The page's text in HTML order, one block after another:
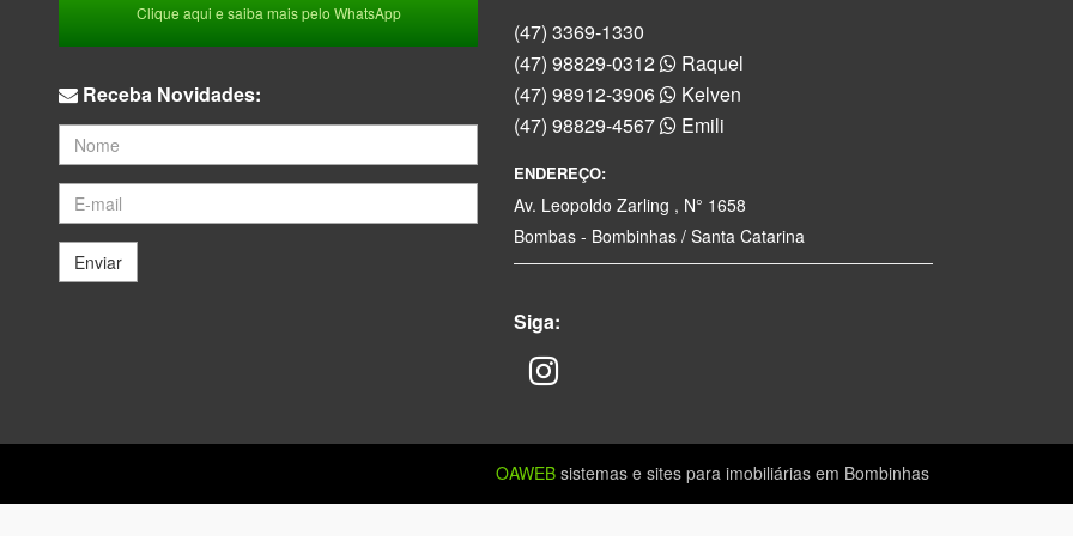
Clique aqui e saiba mais pelo WhatsApp
Receba Novidades:
Enviar
(47) 3369-1330
(47) 98829-0312
Raquel
(47) 98912-3906
Kelven
(47) 98829-4567
Emili
ENDEREÇO:
Av. Leopoldo Zarling , N° 1658
Bombas - Bombinhas / Santa Catarina
Siga:
OAWEB sistemas e sites para imobiliárias em Bombinhas